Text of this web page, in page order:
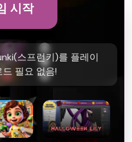
시작
스프런키)를 플레이
필요 없음!